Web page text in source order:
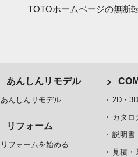
TOTOホームページの無断
あんしんリモデル
あんしんリモデル
リフォーム
リフォームを始める
2D・
カタロ
説明書
見積・